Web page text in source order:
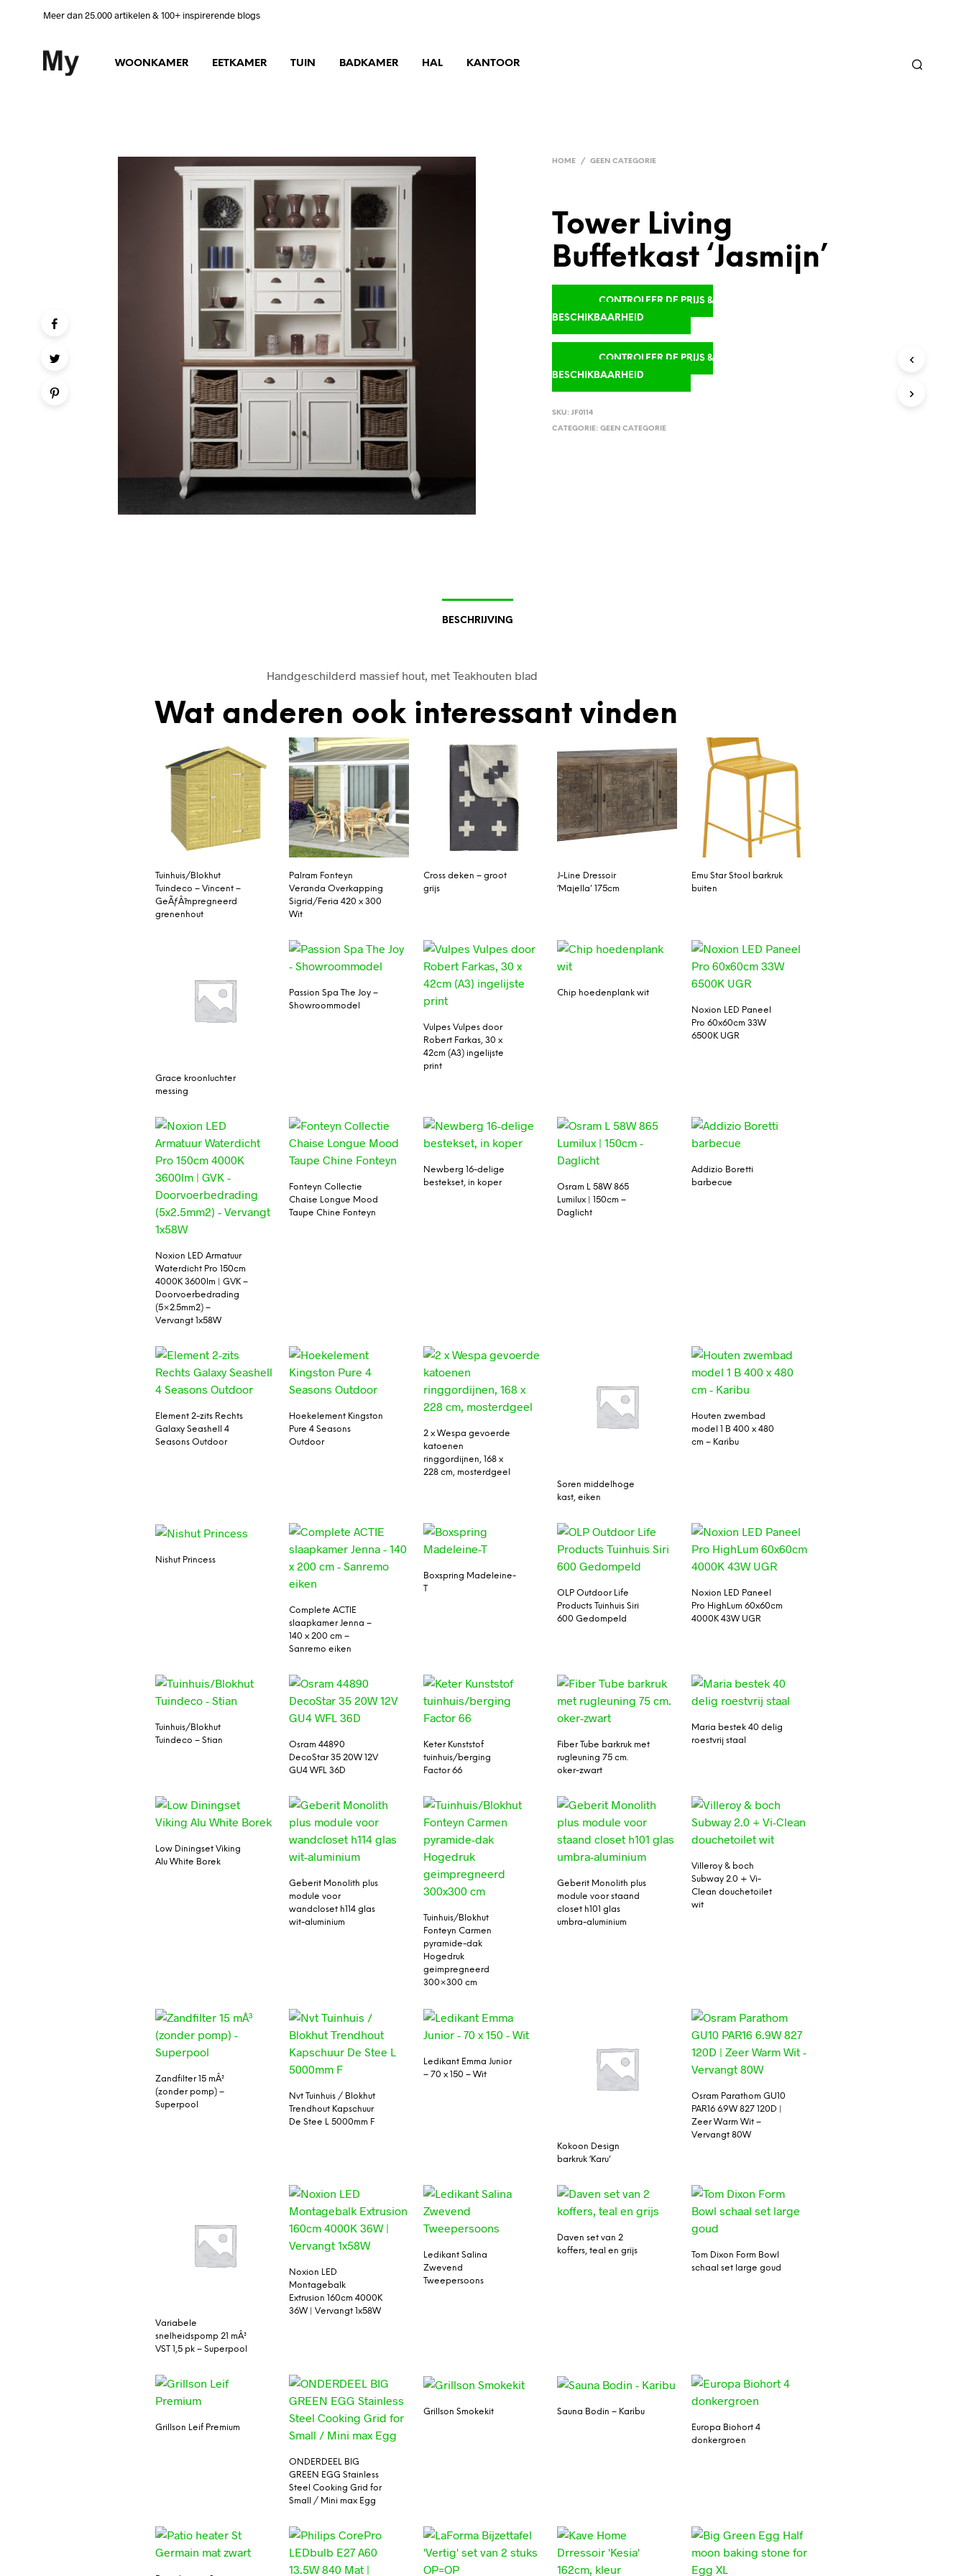
Meer dan 25.000 artikelen & 100+ inspirerende blogs
WOONKAMER EETKAMER TUIN BADKAMER HAL KANTOOR
HOME / GEEN CATEGORIE
Tower Living
Buffetkast ‘Jasmijn’
CONTROLEER DE PRIJS &
BESCHIKBAARHEID
CONTROLEER DE PRIJS &
BESCHIKBAARHEID
SKU:JF0114
CATEGORIE:GEEN CATEGORIE
BESCHRIJVING
Handgeschilderd massief hout, met Teakhouten blad
Wat anderen ook interessant vinden
Tuinhuis/Blokhut
Tuindeco – Vincent –
GeÃƒÂ¯mpregneerd
grenenhout
Palram Fonteyn
Veranda Overkapping
Sigrid/Feria 420 x 300
Wit
Cross deken – groot
grijs
J-Line Dressoir
‘Majella’ 175cm
Emu Star Stool barkruk
buiten
Grace kroonluchter
messing
Passion Spa The Joy –
Showroommodel
Vulpes Vulpes door
Robert Farkas, 30 x
42cm (A3) ingelijste
print
Chip hoedenplank wit
Noxion LED Paneel
Pro 60x60cm 33W
6500K UGR
Noxion LED Armatuur
Waterdicht Pro 150cm
4000K 3600lm | GVK –
Doorvoerbedrading
(5×2.5mm2) –
Vervangt 1x58W
Fonteyn Collectie
Chaise Longue Mood
Taupe Chine Fonteyn
Newberg 16-delige
bestekset, in koper
Osram L 58W 865
Lumilux | 150cm –
Daglicht
Addizio Boretti
barbecue
Element 2-zits Rechts
Galaxy Seashell 4
Seasons Outdoor
Hoekelement Kingston
Pure 4 Seasons
Outdoor
2 x Wespa gevoerde
katoenen
ringgordijnen, 168 x
228 cm, mosterdgeel
Soren middelhoge
kast, eiken
Houten zwembad
model 1 B 400 x 480
cm – Karibu
Nishut Princess
Complete ACTIE
slaapkamer Jenna –
140 x 200 cm –
Sanremo eiken
Boxspring Madeleine-
T
OLP Outdoor Life
Products Tuinhuis Siri
600 Gedompeld
Noxion LED Paneel
Pro HighLum 60x60cm
4000K 43W UGR
Tuinhuis/Blokhut
Tuindeco – Stian
Osram 44890
DecoStar 35 20W 12V
GU4 WFL 36D
Keter Kunststof
tuinhuis/berging
Factor 66
Fiber Tube barkruk met
rugleuning 75 cm.
oker-zwart
Maria bestek 40 delig
roestvrij staal
Low Diningset Viking
Alu White Borek
Geberit Monolith plus
module voor
wandcloset h114 glas
wit-aluminium
Tuinhuis/Blokhut
Fonteyn Carmen
pyramide-dak
Hogedruk
geimpregneerd
300×300 cm
Geberit Monolith plus
module voor staand
closet h101 glas
umbra-aluminium
Villeroy & boch
Subway 2.0 + Vi-
Clean douchetoilet
wit
Zandfilter 15 mÂ³
(zonder pomp) –
Superpool
Nvt Tuinhuis / Blokhut
Trendhout Kapschuur
De Stee L 5000mm F
Ledikant Emma Junior
– 70 x 150 – Wit
Kokoon Design
barkruk ‘Karu’
Osram Parathom GU10
PAR16 6.9W 827 120D |
Zeer Warm Wit –
Vervangt 80W
Variabele
snelheidspomp 21 mÂ³
VST 1,5 pk – Superpool
Noxion LED
Montagebalk
Extrusion 160cm 4000K
36W | Vervangt 1x58W
Ledikant Salina
Zwevend
Tweepersoons
Daven set van 2
koffers, teal en grijs
Tom Dixon Form Bowl
schaal set large goud
Grillson Leif Premium
ONDERDEEL BIG
GREEN EGG Stainless
Steel Cooking Grid for
Small / Mini max Egg
Grillson Smokekit
Sauna Bodin – Karibu
Europa Biohort 4
donkergroen